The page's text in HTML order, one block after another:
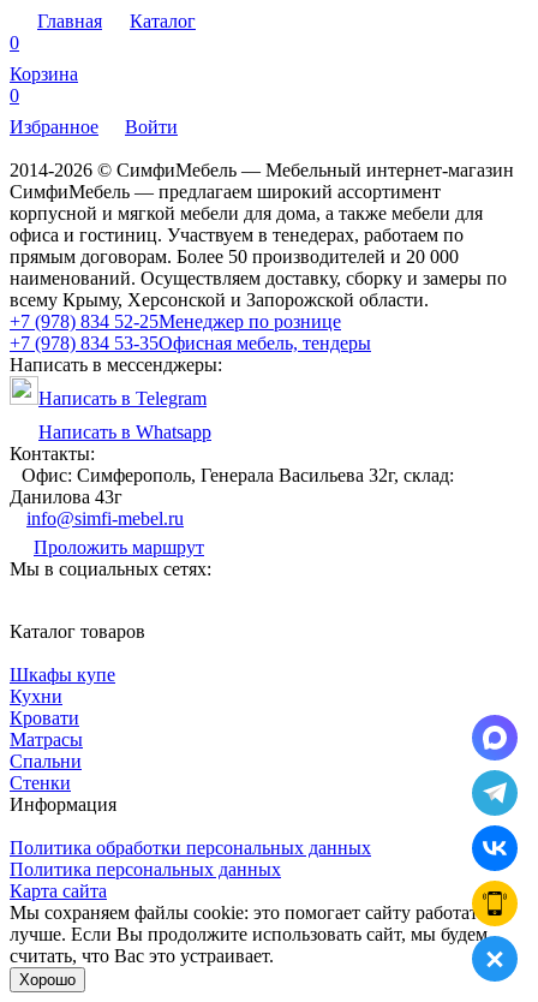
Главная
Каталог
0
Корзина
0
Избранное
Войти
2014-2026 © СимфиМебель — Мебельный интернет-магазин
СимфиМебель — предлагаем широкий ассортимент
корпусной и мягкой мебели для дома, а также мебели для
офиса и гостиниц. Участвуем в тенедерах, работаем по
прямым договорам. Более 50 производителей и 20 000
наименований. Осуществляем доставку, сборку и замеры по
всему Крыму, Херсонской и Запорожской области.
+7 (978) 834 52-25Менеджер по рознице
+7 (978) 834 53-35Офисная мебель, тендеры
Написать в мессенджеры:
Написать в Telegram
Написать в Whatsapp
Контакты:
Офис: Симферополь, Генерала Васильева 32г, склад:
Данилова 43г
info@simfi-mebel.ru
Проложить маршрут
Мы в социальных сетях:
Каталог товаров
Шкафы купе
Кухни
Кровати
Матрасы
Cпальни
Стенки
Информация
Политика обработки персональных данных
Политика персональных данных
Карта сайта
Мы сохраняем файлы cookie: это помогает сайту работать
лучше. Если Вы продолжите использовать сайт, мы будем
считать, что Вас это устраивает.
Хорошо